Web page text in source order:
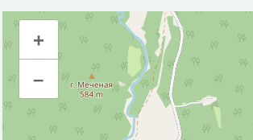
Сайты гостиниц
Инфраструктура
Автомойка (1)
Автостанция, автовокзал (1)
+
–